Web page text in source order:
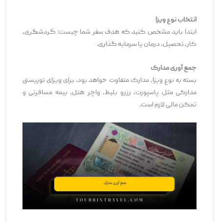
انتخاب نوع ویزا
ابتدا باید مشخص کنید که هدف سفر شما چیست: گردشگری،
کار، تحصیل، درمان یا سرمایه‌ گذاری.
جمع‌آوری مدارک
بسته به نوع ویزا، مدارک متفاوت خواهد بود. برای ویزای توریستی
مدارکی مثل پاسپورت، رزرو بلیط، واچر هتل، بیمه مسافرتی و
تمکن مالی لازم است.